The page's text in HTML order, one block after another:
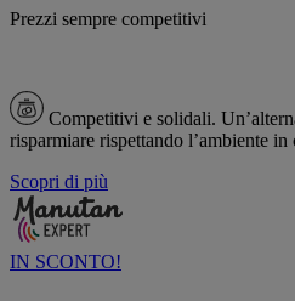
Prezzi sempre competitivi
Competitivi e solidali.
risparmiare rispettando l’ambiente
Scopri di più
IN SCONTO!